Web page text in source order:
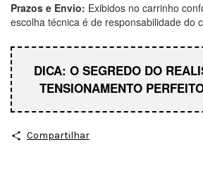
Prazos e Envio: Exibidos no carrinho
escolha técnica é de responsabilidade do
DICA: O SEGREDO DO
TENSIONAMENTO
Compartilhar